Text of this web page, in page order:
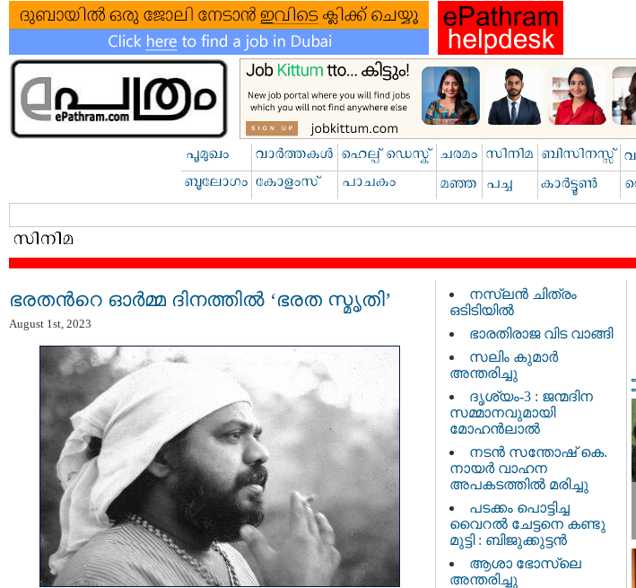
ഭരതന്‍റെ ഓർമ്മ ദിനത്തിൽ ‘ഭരത സ്മൃതി’
August 1st, 2023
നസ്‌ലൻ ചിത്രം
ഒടിടിയിൽ
ഭാരതിരാജ വിട വാങ്ങി
സലിം കുമാർ
അന്തരിച്ചു
ദൃശ്യം-3 : ജന്മദിന
സമ്മാനവുമായി
മോഹൻലാൽ
നടന്‍ സന്തോഷ് കെ.
നായര്‍ വാഹന
അപകടത്തില്‍ മരിച്ചു
പടക്കം പൊട്ടിച്ച
വൈറൽ ചേട്ടനെ കണ്ടു
മുട്ടി : ബിജുക്കുട്ടൻ
ആശാ ഭോസ്‌ലെ
അന്തരിച്ചു